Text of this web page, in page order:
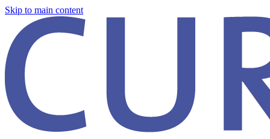
Skip to main content